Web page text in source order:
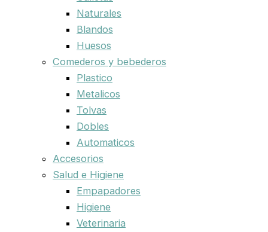
Naturales
Blandos
Huesos
Comederos y bebederos
Plastico
Metalicos
Tolvas
Dobles
Automaticos
Accesorios
Salud e Higiene
Empapadores
Higiene
Veterinaria